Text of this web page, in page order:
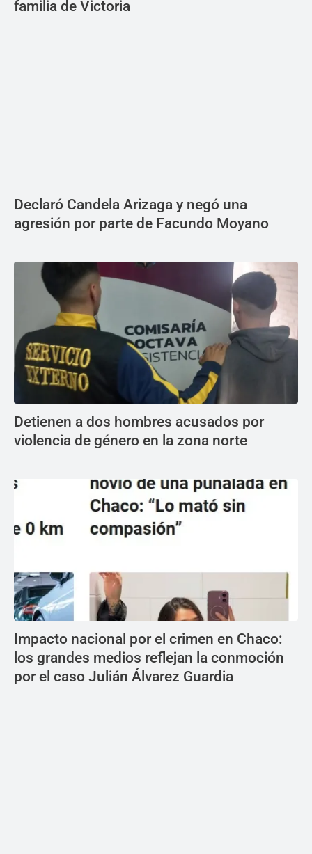
familia de Victoria
Declaró Candela Arizaga y negó una
agresión por parte de Facundo Moyano
Detienen a dos hombres acusados por
violencia de género en la zona norte
Impacto nacional por el crimen en Chaco:
los grandes medios reflejan la conmoción
por el caso Julián Álvarez Guardia